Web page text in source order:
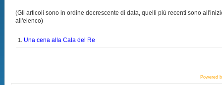
(Gli articoli sono in ordine decrescente di data, quelli più recenti sono
all'elenco)
1. Una cena alla Cala del Re
Powered